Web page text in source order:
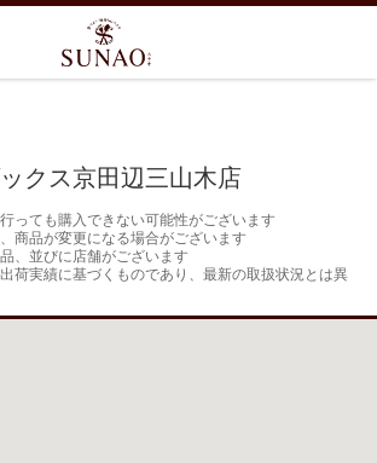
クス京田辺三山木店
っても購入できない可能性がございます
商品が変更になる場合がございます
、並びに店舗がございます
荷実績に基づくものであり、最新の取扱状況とは異